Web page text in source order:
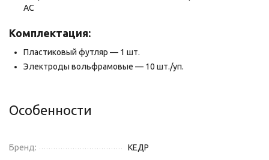
АС
Комплектация:
Пластиковый футляр — 1 шт.
Электроды вольфрамовые — 10 шт./уп.
Особенности
Бренд: КЕДР